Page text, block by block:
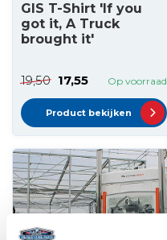
GIS T-Shirt 'If you
got it, A Truck
brought it'
19,50 17,55 Op voorraad
Product bekijken